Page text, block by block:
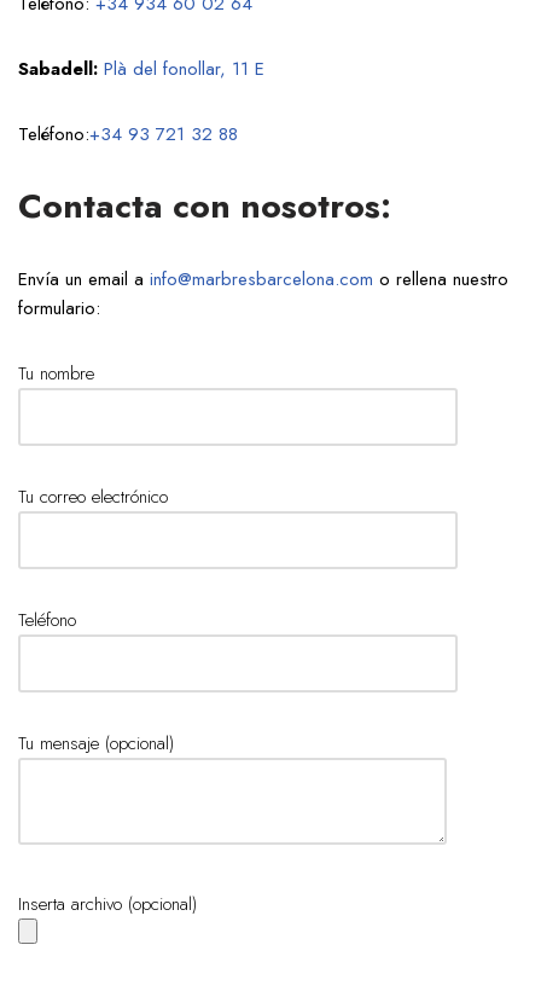
Sabadell: Plà del fonollar, 11 E
Teléfono:+34 93 721 32 88
Contacta con nosotros:
Envía un email a info@marbresbarcelona.com o rellena nuestro
formulario:
Tu nombre
Tu correo electrónico
Teléfono
Tu mensaje (opcional)
Inserta archivo (opcional)